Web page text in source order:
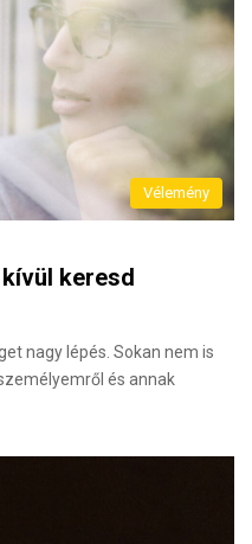
Vélemény
keresd
nagy lépés. Sokan nem is
és annak